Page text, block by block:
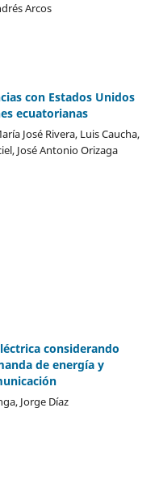
Arcos
con Estados Unidos
ecuatorianas
José Rivera, Luis Caucha,
José Antonio Orizaga
considerando
de energía y
Jorge Díaz